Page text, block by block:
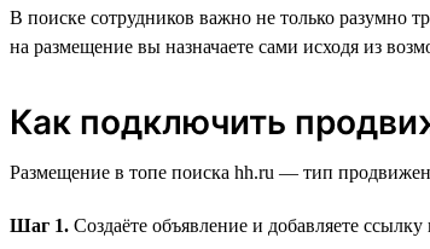
В поиске сотрудников важно не только разумно
на размещение вы назначаете сами исходя из
Как подключить
Размещение в топе поиска hh.ru — тип
Шаг 1. Создаёте объявление и добавляете